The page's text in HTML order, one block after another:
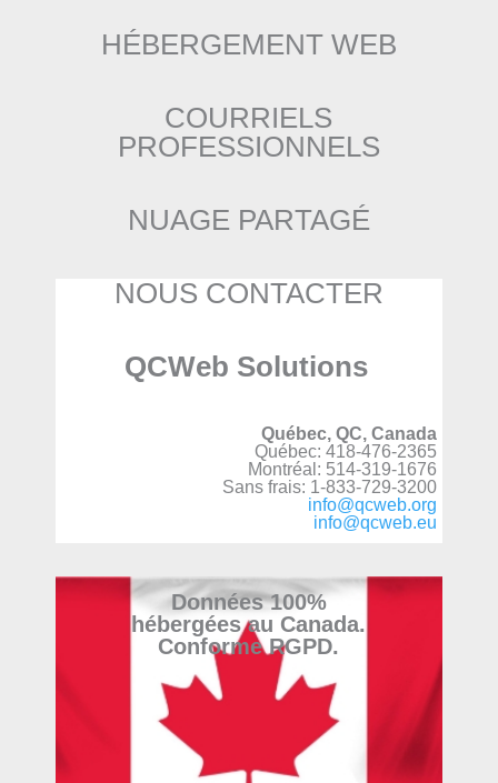
HÉBERGEMENT WEB
COURRIELS
PROFESSIONNELS
NUAGE PARTAGÉ
NOUS CONTACTER
QCWeb Solutions
Québec, QC, Canada
Québec: 418-476-2365
Montréal: 514-319-1676
Sans frais: 1-833-729-3200
info@qcweb.org
info@qcweb.eu
Données 100%
hébergées au Canada.
Conforme RGPD.